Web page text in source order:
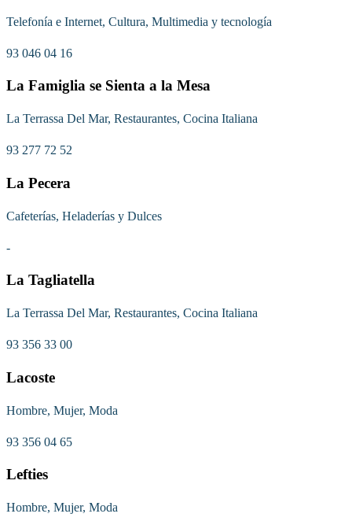
Telefonía e Internet, Cultura, Multimedia y tecnología
93 046 04 16
La Famiglia se Sienta a la Mesa
La Terrassa Del Mar, Restaurantes, Cocina Italiana
93 277 72 52
La Pecera
Cafeterías, Heladerías y Dulces
-
La Tagliatella
La Terrassa Del Mar, Restaurantes, Cocina Italiana
93 356 33 00
Lacoste
Hombre, Mujer, Moda
93 356 04 65
Lefties
Hombre, Mujer, Moda